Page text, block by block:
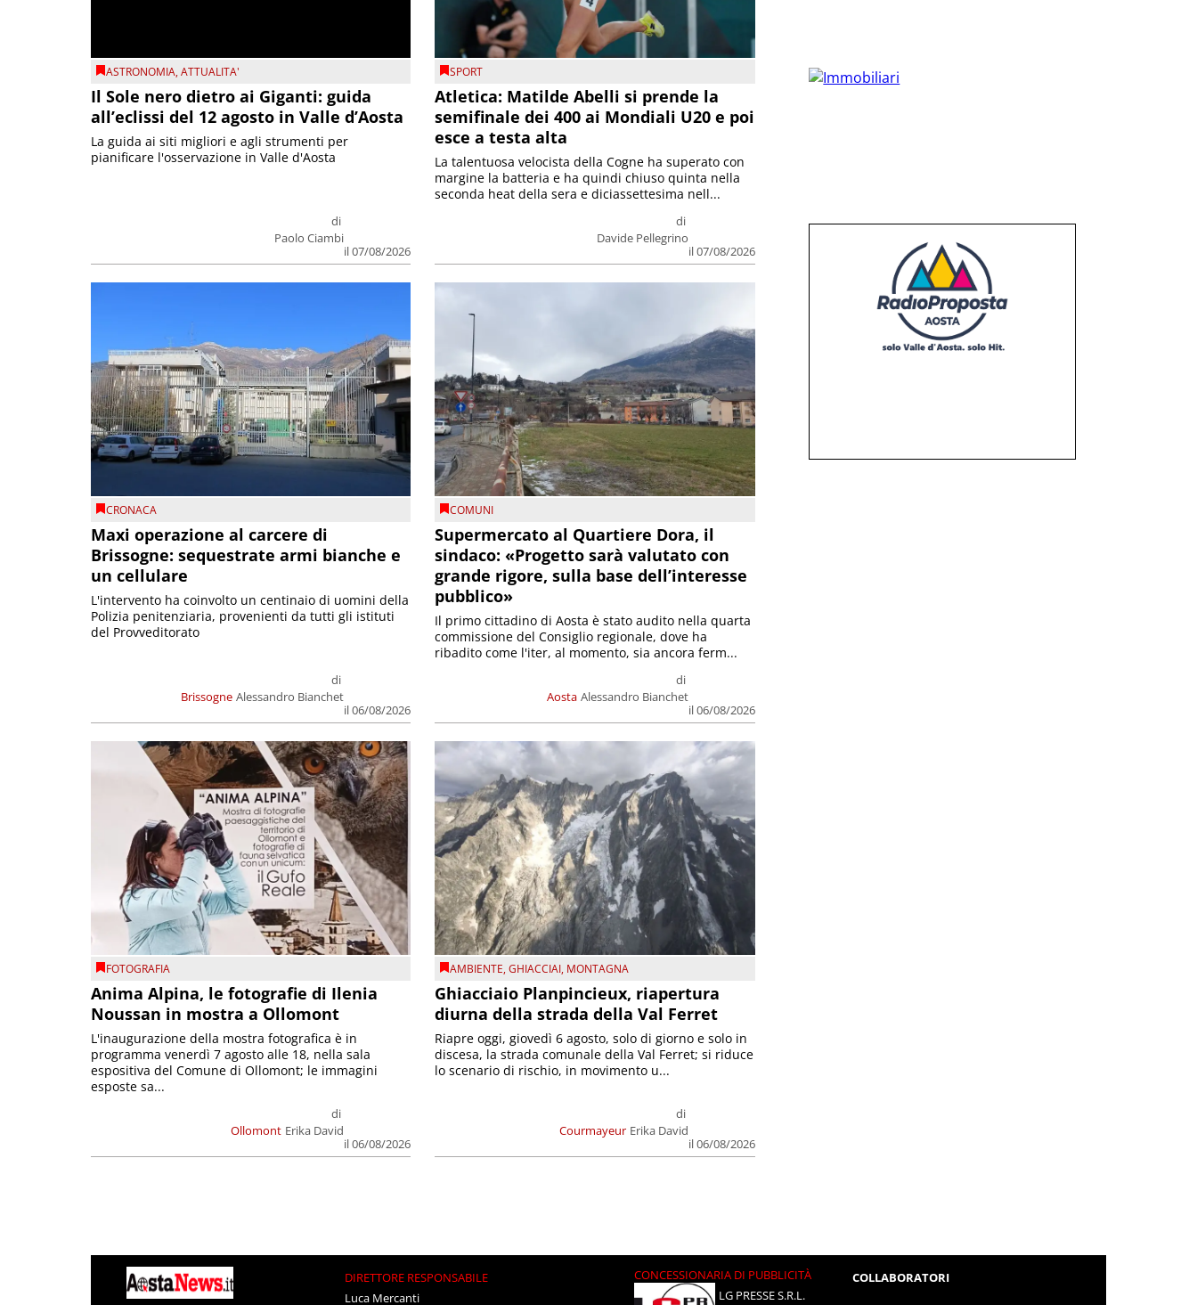
ASTRONOMIA,ATTUALITA'
Il Sole nero dietro ai Giganti: guida
all’eclissi del 12 agosto in Valle d’Aosta
di
Paolo Ciambi
il 07/08/2026
La guida ai siti migliori e agli strumenti per
pianificare l'osservazione in Valle d'Aosta
SPORT
Atletica: Matilde Abelli si prende la
semifinale dei 400 ai Mondiali U20 e poi
esce a testa alta
di
Davide Pellegrino
il 07/08/2026
La talentuosa velocista della Cogne ha superato con
margine la batteria e ha quindi chiuso quinta nella
seconda heat della sera e diciassettesima nell...
CRONACA
Maxi operazione al carcere di
Brissogne: sequestrate armi bianche e
un cellulare
Brissogne
di
Alessandro Bianchet
il 06/08/2026
L'intervento ha coinvolto un centinaio di uomini della
Polizia penitenziaria, provenienti da tutti gli istituti
del Provveditorato
COMUNI
Supermercato al Quartiere Dora, il
sindaco: «Progetto sarà valutato con
grande rigore, sulla base dell’interesse
pubblico»
Aosta
di
Alessandro Bianchet
il 06/08/2026
Il primo cittadino di Aosta è stato audito nella quarta
commissione del Consiglio regionale, dove ha
ribadito come l'iter, al momento, sia ancora ferm...
FOTOGRAFIA
Anima Alpina, le fotografie di Ilenia
Noussan in mostra a Ollomont
Ollomont
di
Erika David
il 06/08/2026
L'inaugurazione della mostra fotografica è in
programma venerdì 7 agosto alle 18, nella sala
espositiva del Comune di Ollomont; le immagini
esposte sa...
AMBIENTE,GHIACCIAI, MONTAGNA
Ghiacciaio Planpincieux, riapertura
diurna della strada della Val Ferret
Courmayeur
di
Erika David
il 06/08/2026
Riapre oggi, giovedì 6 agosto, solo di giorno e solo in
discesa, la strada comunale della Val Ferret; si riduce
lo scenario di rischio, in movimento u...
DIRETTORE RESPONSABILE
Luca Mercanti
CONCESSIONARIA DI PUBBLICITÀ
LG PRESSE S.R.L.
COLLABORATORI